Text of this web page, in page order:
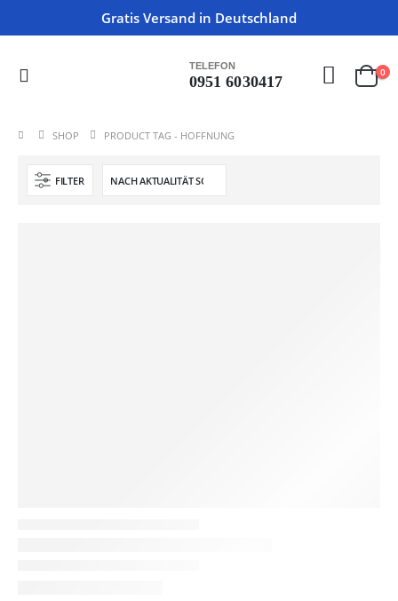
Gratis Versand in Deutschland
TELEFON
0951 6030417
0
SHOP PRODUCT TAG - HOFFNUNG
FILTER